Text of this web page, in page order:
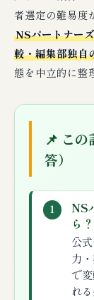
者選定の難易度
NSパートナー
較・編集部独自
態を中立的に整
📌 この
答）
1
NS
ら？
公
力
で
れる